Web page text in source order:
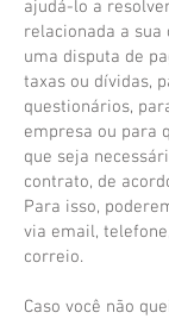
ajudá-lo a
relacionada a
uma disputa de
taxas ou dívidas,
questionários,
empresa ou para
que seja
contrato, de
Para isso,
via email,
correio.
Caso você não